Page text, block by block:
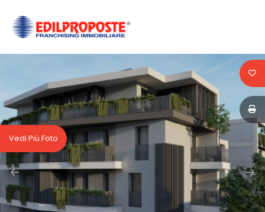
Vedi Più Foto
HOME
SIAMO
AFFILIATI
VENDITA
AFFITTO
Codice
Contratto
Qualsiasi
Vendita
Affitto